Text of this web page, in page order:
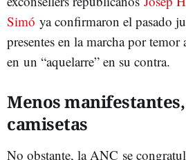
Simó ya confirmaron el pasado
presentes en la marcha por temor
en un “aquelarre” en su contra.
Menos
camisetas
No obstante, la ANC se